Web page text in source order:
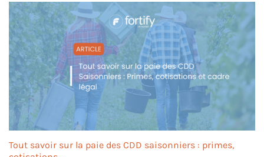
Tout savoir sur la paie des CDD saisonniers : primes,